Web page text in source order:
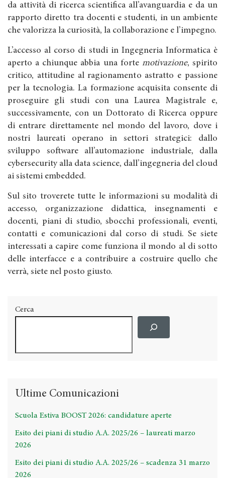
da attività di ricerca scientifica all’avanguardia e da un
rapporto diretto tra docenti e studenti, in un ambiente
che valorizza la curiosità, la collaborazione e l’impegno.
L’accesso al corso di studi in Ingegneria Informatica è
aperto a chiunque abbia una forte motivazione, spirito
critico, attitudine al ragionamento astratto e passione
per la tecnologia. La formazione acquisita consente di
proseguire gli studi con una Laurea Magistrale e,
successivamente, con un Dottorato di Ricerca oppure
di entrare direttamente nel mondo del lavoro, dove i
nostri laureati operano in settori strategici: dallo
sviluppo software all’automazione industriale, dalla
cybersecurity alla data science, dall’ingegneria del cloud
ai sistemi embedded.
Sul sito troverete tutte le informazioni su modalità di
accesso, organizzazione didattica, insegnamenti e
docenti, piani di studio, sbocchi professionali, eventi,
contatti e comunicazioni dal corso di studi. Se siete
interessati a capire come funziona il mondo al di sotto
delle interfacce e a contribuire a costruire quello che
verrà, siete nel posto giusto.
Cerca
Ultime Comunicazioni
Scuola Estiva BOOST 2026: candidature aperte
Esito dei piani di studio A.A. 2025/26 – laureati marzo
2026
Esito dei piani di studio A.A. 2025/26 – scadenza 31 marzo
2026